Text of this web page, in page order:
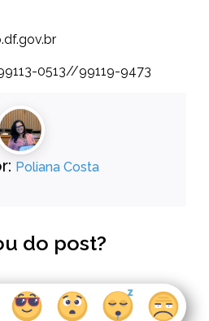
0513//99119-9473
Poliana Costa
do post?